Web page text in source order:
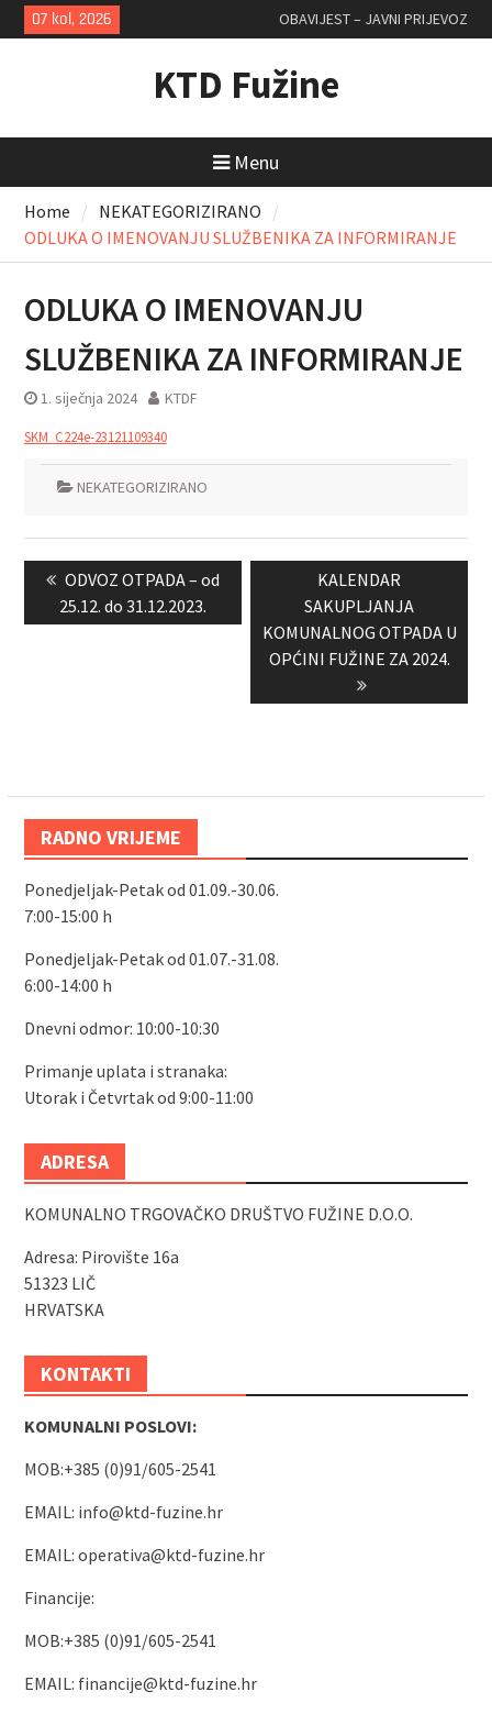
Skip
to
07 kol, 2026 OBAVIJEST – JAVNI PRIJEVOZ
KTD Fužine
Menu
Home
NEKATEGORIZIRANO
ODLUKA O IMENOVANJU SLUŽBENIKA ZA INFORMIRANJE
ODLUKA O IMENOVANJU
SLUŽBENIKA ZA INFORMIRANJE
1. siječnja 2024 KTDF
SKM_C224e-23121109340
NEKATEGORIZIRANO
Navigacija
objavaPrevious
post:
ODVOZ OTPADA – od
25.12. do 31.12.2023.
Next
post:
KALENDAR
SAKUPLJANJA
KOMUNALNOG OTPADA U
OPĆINI FUŽINE ZA 2024.
RADNO VRIJEME
Ponedjeljak-Petak od 01.09.-30.06.
7:00-15:00 h
Ponedjeljak-Petak od 01.07.-31.08.
6:00-14:00 h
Dnevni odmor: 10:00-10:30
Primanje uplata i stranaka:
Utorak i Četvrtak od 9:00-11:00
ADRESA
KOMUNALNO TRGOVAČKO DRUŠTVO FUŽINE D.O.O.
Adresa: Pirovište 16a
51323 LIČ
HRVATSKA
KONTAKTI
KOMUNALNI POSLOVI:
MOB:+385 (0)91/605-2541
EMAIL: info@ktd-fuzine.hr
EMAIL: operativa@ktd-fuzine.hr
Financije:
MOB:+385 (0)91/605-2541
EMAIL: financije@ktd-fuzine.hr